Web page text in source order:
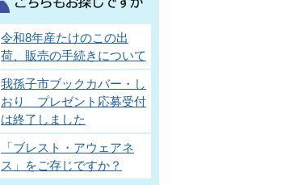
令和8年産たけのこの出
荷、販売の手続きについて
我孫子市ブックカバー・し
おり プレゼント応募受付
は終了しました
「ブレスト・アウェアネ
ス」をご存じですか？